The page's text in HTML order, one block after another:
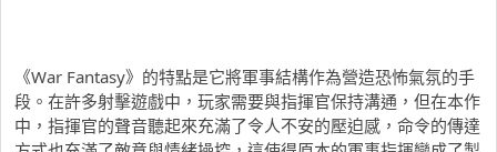
《War Fantasy》的特點是它將軍事結構作為營造恐怖氣氛的手
段。在許多射擊遊戲中，玩家需要與指揮官保持溝通，但在本作
中，指揮官的聲音聽起來充滿了令人不安的壓迫感，命令的傳達